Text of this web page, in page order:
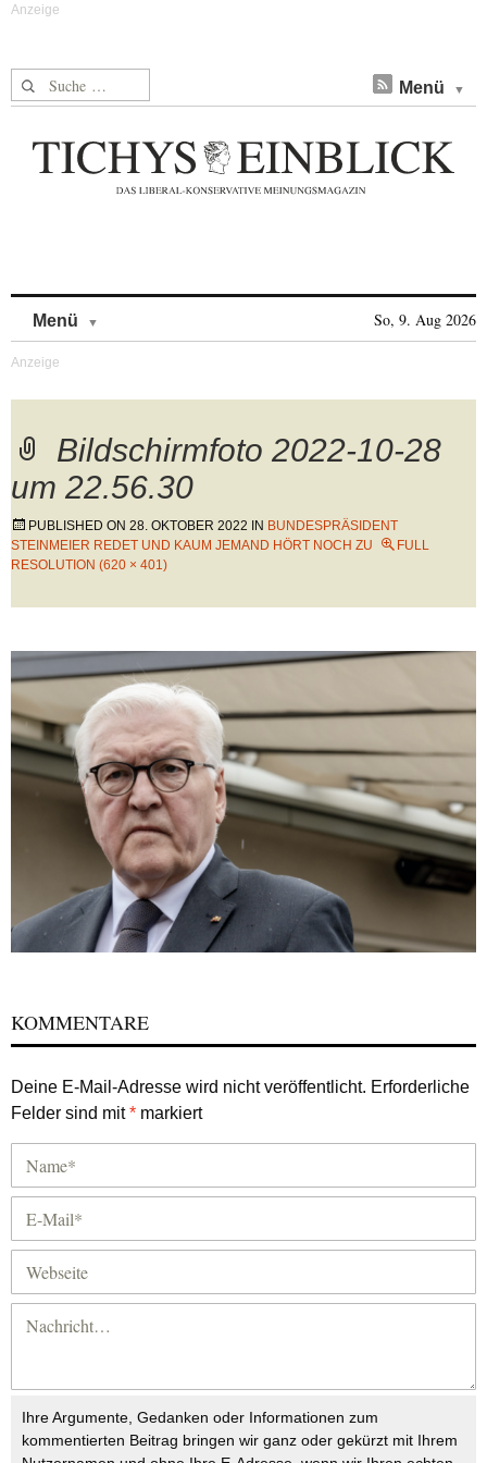
Suche nach: Menü
Menü So, 9. Aug 2026
Bildschirmfoto 2022-10-28
um 22.56.30
PUBLISHED ON 28. OKTOBER 2022 IN BUNDESPRÄSIDENT
STEINMEIER REDET UND KAUM JEMAND HÖRT NOCH ZU
FULL
RESOLUTION (620 × 401)
KOMMENTARE
Deine E-Mail-Adresse wird nicht veröffentlicht. Erforderliche
Felder sind mit* markiert
Ihre Argumente, Gedanken oder Informationen zum
kommentierten Beitrag bringen wir ganz oder gekürzt mit Ihrem